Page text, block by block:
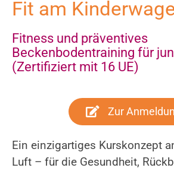
Fit am
Fitness und präventives
Beckenbodentraining für
(Zertifiziert mit 16 UE)
Zur
Ein einzigartiges Kurskonzept
Luft – für die Gesundheit,